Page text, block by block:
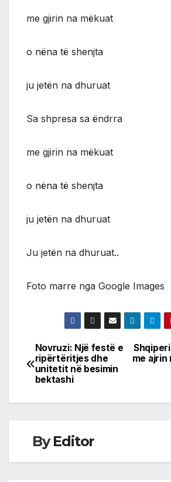
me gjirin na mëkuat
o nëna të shenjta
ju jetën na dhuruat
Sa shpresa sa ëndrra
me gjirin na mëkuat
o nëna të shenjta
ju jetën na dhuruat
Ju jetën na dhuruat..
Foto marre nga Google Images
Post
navigation
me ajrin
Novruzi: Një festë e
ripërtëritjes dhe
unitetit në besimin
bektashi
ByEditor